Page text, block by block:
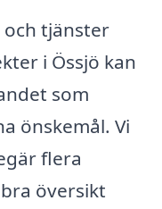
tjänster
i Össjö kan
som
önskemål. Vi
flera
översikt